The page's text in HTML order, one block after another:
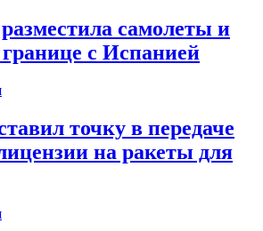
самолеты и
с Испанией
точку в передаче
на ракеты для